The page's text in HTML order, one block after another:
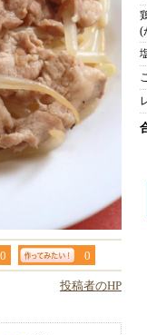
0 0
投稿者のHP
(